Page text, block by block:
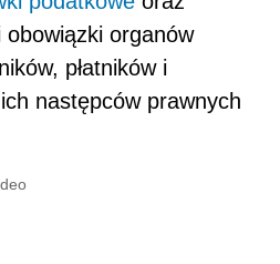
organów
płatników i
następców prawnych